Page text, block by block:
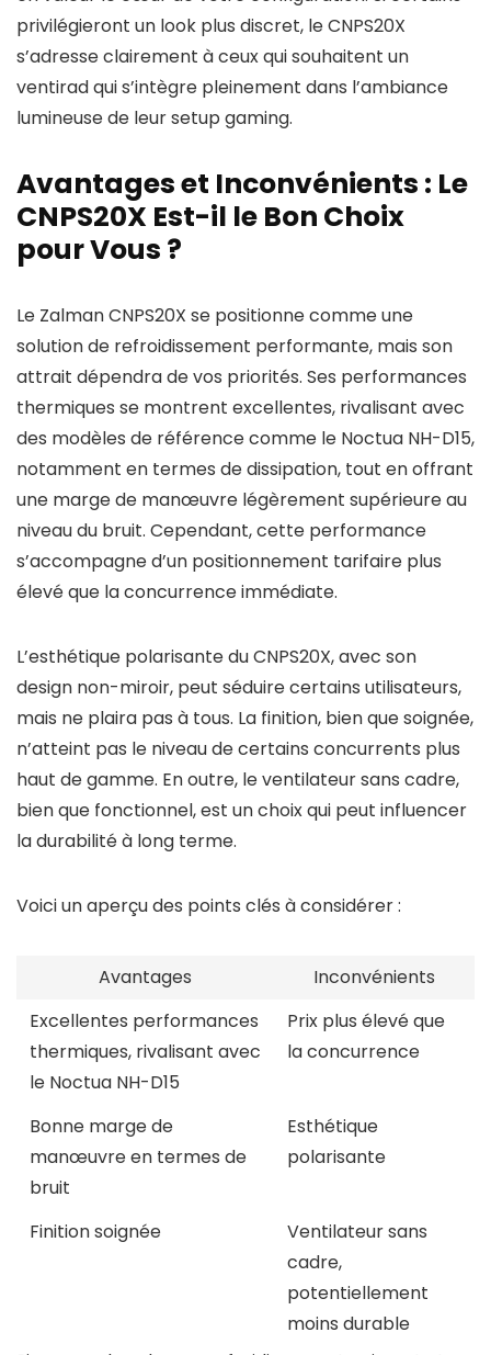
privilégieront un look plus discret, le CNPS20X
s’adresse clairement à ceux qui souhaitent un
ventirad qui s’intègre pleinement dans l’ambiance
lumineuse de leur setup gaming.
Avantages et Inconvénients : Le
CNPS20X Est-il le Bon Choix
pour Vous ?
Le Zalman CNPS20X se positionne comme une
solution de refroidissement performante, mais son
attrait dépendra de vos priorités. Ses performances
thermiques se montrent excellentes, rivalisant avec
des modèles de référence comme le Noctua NH-D15,
notamment en termes de dissipation, tout en offrant
une marge de manœuvre légèrement supérieure au
niveau du bruit. Cependant, cette performance
s’accompagne d’un positionnement tarifaire plus
élevé que la concurrence immédiate.
L’esthétique polarisante du CNPS20X, avec son
design non-miroir, peut séduire certains utilisateurs,
mais ne plaira pas à tous. La finition, bien que soignée,
n’atteint pas le niveau de certains concurrents plus
haut de gamme. En outre, le ventilateur sans cadre,
bien que fonctionnel, est un choix qui peut influencer
la durabilité à long terme.
Voici un aperçu des points clés à considérer :
Avantages
Inconvénients
Excellentes performances
thermiques, rivalisant avec
le Noctua NH-D15
Prix plus élevé que
la concurrence
Bonne marge de
manœuvre en termes de
bruit
Esthétique
polarisante
Finition soignée
Ventilateur sans
cadre,
potentiellement
moins durable